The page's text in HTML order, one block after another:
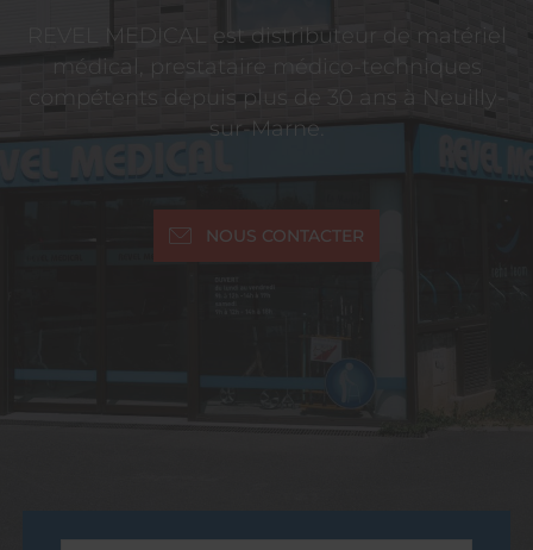
REVEL MEDICAL est distributeur de matériel
médical, prestataire médico-techniques
compétents depuis plus de 30 ans à Neuilly-
sur-Marne.
NOUS CONTACTER